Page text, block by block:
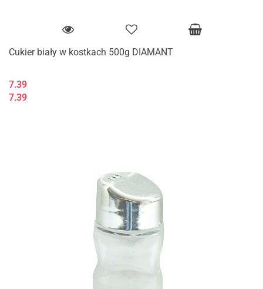
Cukier biały w kostkach 500g DIAMANT
7.39
7.39